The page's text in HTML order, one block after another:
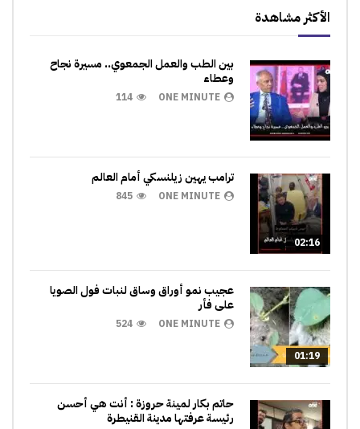
الأكثر مشاهدة
بين الطب والعمل الجمعوي.. مسيرة نجاح
وعطاء
ONE MINUTE
114
02:16
ترامب يهين زيلنسكي أمام العالم
ONE MINUTE
845
01:19
عجيب نمو أوراق وساق لنبات فول الصويا
على فأر
ONE MINUTE
524
حاتم بكار لمينة حروزة : أنت هي أحسن
رئيسة عرفتها مدينة القنيطرة